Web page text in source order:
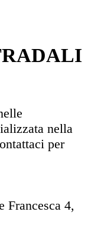
nella
per
Francesca 4,